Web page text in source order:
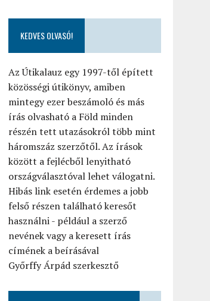
KEDVES OLVASÓ!
Az Útikalauz egy 1997-től épített
közösségi útikönyv, amiben
mintegy ezer beszámoló és más
írás olvasható a Föld minden
részén tett utazásokról több mint
háromszáz szerzőtől. Az írások
között a fejlécből lenyitható
országválasztóval lehet válogatni.
Hibás link esetén érdemes a jobb
felső részen található keresőt
használni - például a szerző
nevének vagy a keresett írás
címének a beírásával
Győrffy Árpád szerkesztő